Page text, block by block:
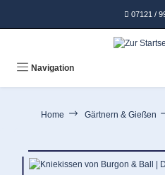
07121 /
Navigation
Home Gärtnern & Gießen